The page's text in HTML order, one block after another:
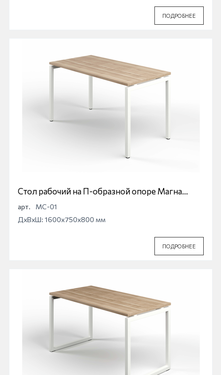
ПОДРОБНЕЕ
Стол рабочий на П-образной опоре Магна
МС-01
арт.
МС-01
ДхВхШ: 1600x750x800 мм
ПОДРОБНЕЕ